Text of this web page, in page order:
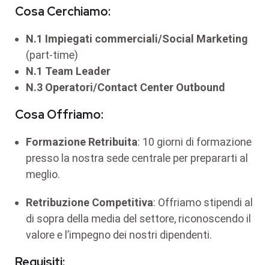
Cosa Cerchiamo:
N.1 Impiegati commerciali/Social Marketing
(part-time)
N.1 Team Leader
N.3 Operatori/Contact Center Outbound
Cosa Offriamo:
Formazione Retribuita: 10 giorni di formazione
presso la nostra sede centrale per prepararti al
meglio.
Retribuzione Competitiva: Offriamo stipendi al
di sopra della media del settore, riconoscendo il
valore e l’impegno dei nostri dipendenti.